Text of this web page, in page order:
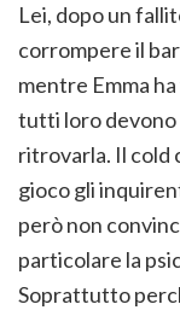
Lei, dopo un
corrompere il
mentre Emma
tutti loro devono
ritrovarla. Il cold
gioco gli
però non
particolare la
Soprattutto